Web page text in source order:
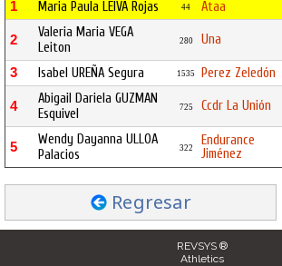
1 Maria Paula LEIVA Rojas 44 Ataa
2
Valeria Maria VEGA
Leiton
280 Una
3 Isabel UREÑA Segura 1535 Perez Zeledón
4
Abigail Dariela GUZMAN
Esquivel
725 Ccdr La Unión
5
Wendy Dayanna ULLOA
Palacios
322
Endurance
Jiménez
Regresar
REVSYS ®
Athletics